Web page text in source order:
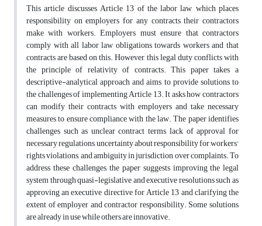
This article discusses Article 13 of the labor law, which places
responsibility on employers for any contracts their contractors
make with workers. Employers must ensure that contractors
comply with all labor law obligations towards workers and that
contracts are based on this. However, this legal duty conflicts with
the principle of relativity of contracts. This paper takes a
descriptive-analytical approach and aims to provide solutions to
the challenges of implementing Article 13. It asks how contractors
can modify their contracts with employers and take necessary
measures to ensure compliance with the law. The paper identifies
challenges such as unclear contract terms, lack of approval for
necessary regulations, uncertainty about responsibility for workers'
rights violations, and ambiguity in jurisdiction over complaints. To
address these challenges, the paper suggests improving the legal
system through quasi-legislative and executive resolutions such as
approving an executive directive for Article 13 and clarifying the
extent of employer and contractor responsibility. Some solutions
are already in use while others are innovative.